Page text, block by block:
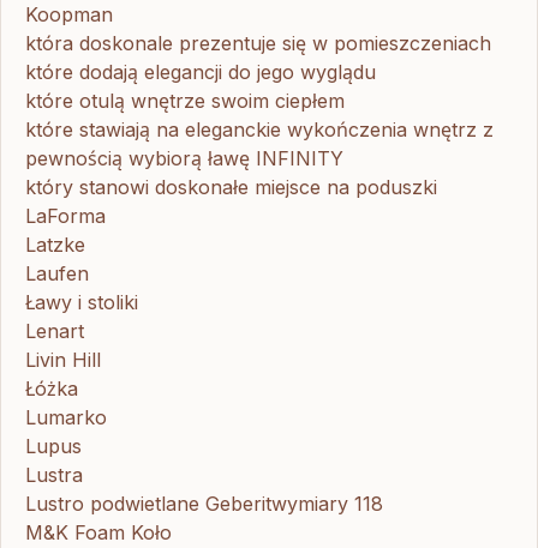
Koopman
która doskonale prezentuje się w pomieszczeniach
które dodają elegancji do jego wyglądu
które otulą wnętrze swoim ciepłem
które stawiają na eleganckie wykończenia wnętrz z
pewnością wybiorą ławę INFINITY
który stanowi doskonałe miejsce na poduszki
LaForma
Latzke
Laufen
Ławy i stoliki
Lenart
Livin Hill
Łóżka
Lumarko
Lupus
Lustra
Lustro podwietlane Geberitwymiary 118
M&K Foam Koło